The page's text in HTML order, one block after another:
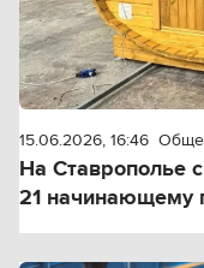
15.06.2026, 16:46
На Ставрополье
21 начинающему